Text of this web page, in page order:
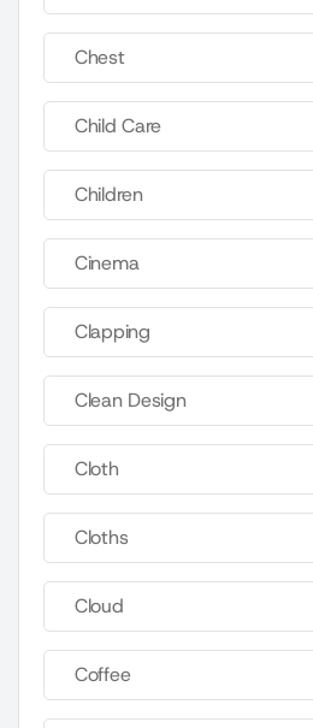
Chest
Child Care
Children
Cinema
Clapping
Clean Design
Cloth
Cloths
Cloud
Coffee